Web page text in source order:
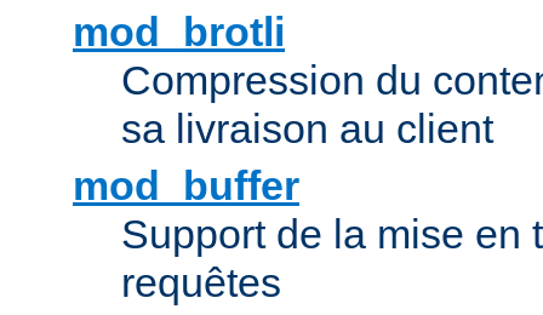
mod_brotli
Compression du
sa livraison au client
mod_buffer
Support de la mise en
requêtes